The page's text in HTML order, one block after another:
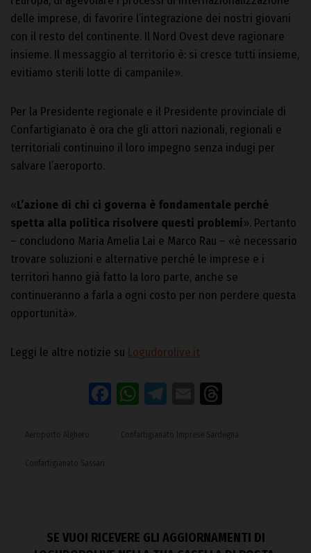
delle imprese, di favorire l’integrazione dei nostri giovani
con il resto del continente. Il Nord Ovest deve ragionare
insieme. Il messaggio al territorio è: si cresce tutti insieme,
evitiamo sterili lotte di campanile».
Per la Presidente regionale e il Presidente provinciale di
Confartigianato è ora che gli attori nazionali, regionali e
territoriali continuino il loro impegno senza indugi per
salvare l’aeroporto.
«L’azione di chi ci governa è fondamentale perché
spetta alla politica risolvere questi problemi». Pertanto
– concludono Maria Amelia Lai e Marco Rau – «è necessario
trovare soluzioni e alternative perché le imprese e i
territori hanno già fatto la loro parte, anche se
continueranno a farla a ogni costo per non perdere questa
opportunità».
Leggi le altre notizie su Logudorolive.it
Facebook
WhatsApp
Telegram
Email
Aeroporto Alghero Confartigianato Imprese Sardegna
Confartigianato Sassari
SE VUOI RICEVERE GLI AGGIORNAMENTI DI